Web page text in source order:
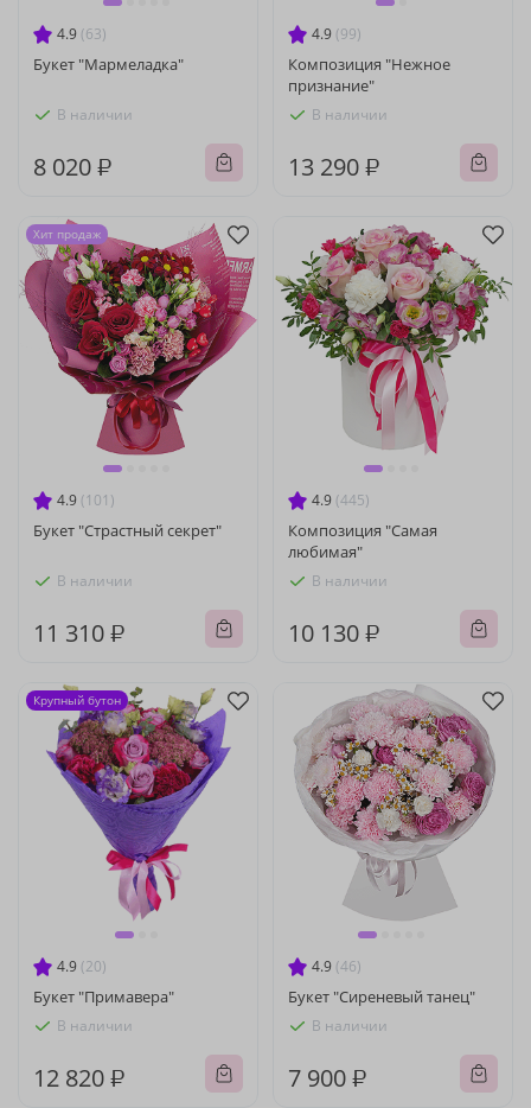
4.9 (63)
Букет "Мармеладка"
В наличии
8 020 ₽
4.9 (99)
Композиция "Нежное
признание"
В наличии
13 290 ₽
4.9 (101)
Букет "Страстный секрет"
В наличии
11 310 ₽
Хит продаж
4.9 (445)
Композиция "Самая
любимая"
В наличии
10 130 ₽
4.9 (20)
Букет "Примавера"
В наличии
12 820 ₽
Крупный бутон
4.9 (46)
Букет "Сиреневый танец"
В наличии
7 900 ₽